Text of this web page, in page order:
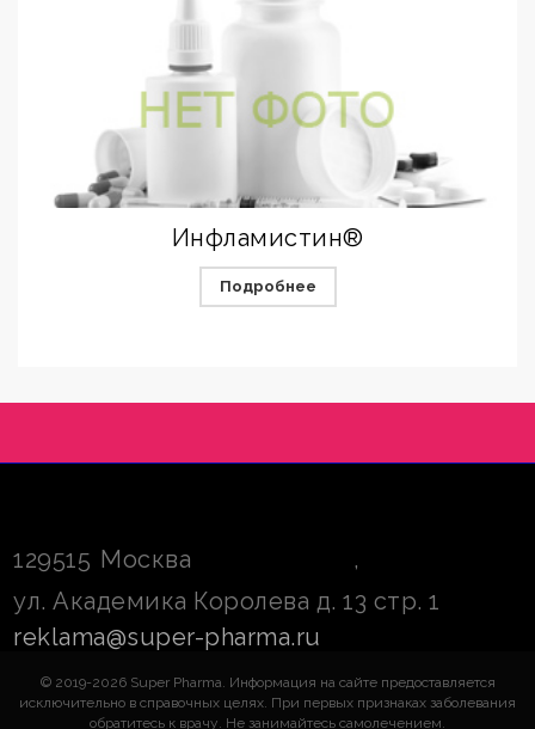
Инфламистин®
Подробнее
129515 Москва
,
ул. Академика Королева д. 13 стр. 1
reklama@super-pharma.ru
© 2019-2026 Super Pharma. Информация на сайте предоставляется
исключительно в справочных целях. При первых признаках заболевания
обратитесь к врачу. Не занимайтесь самолечением.